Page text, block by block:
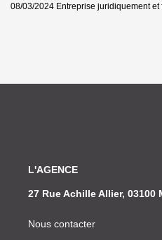
08/03/2024 Entreprise juridiquement
L'AGENCE
27 Rue Achille Allier, 03100
Nous contacter